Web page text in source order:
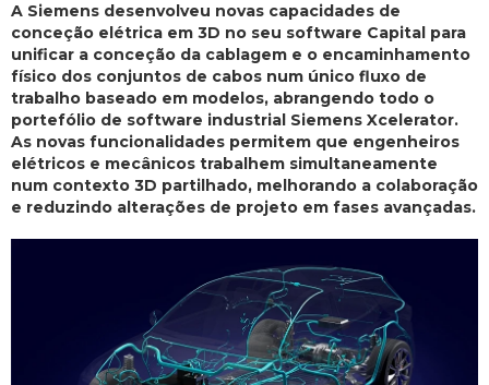
A Siemens desenvolveu novas capacidades de
conceção elétrica em 3D no seu software Capital para
unificar a conceção da cablagem e o encaminhamento
físico dos conjuntos de cabos num único fluxo de
trabalho baseado em modelos, abrangendo todo o
portefólio de software industrial Siemens Xcelerator.
As novas funcionalidades permitem que engenheiros
elétricos e mecânicos trabalhem simultaneamente
num contexto 3D partilhado, melhorando a colaboração
e reduzindo alterações de projeto em fases avançadas.